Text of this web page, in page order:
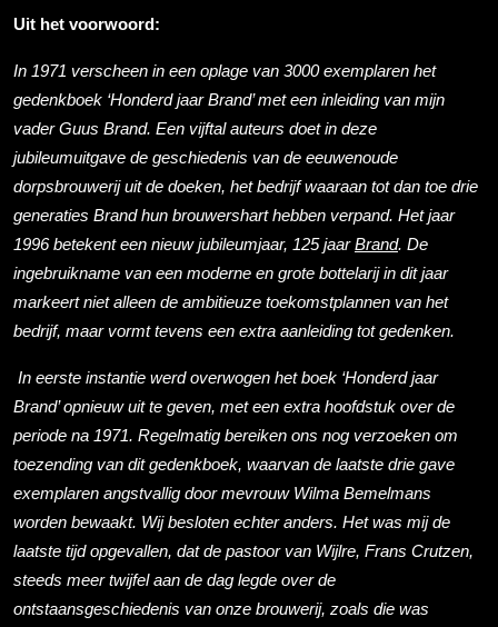
Uit het voorwoord:
In 1971 verscheen in een oplage van 3000 exemplaren het
gedenkboek ‘Honderd jaar Brand’ met een inleiding van mijn
vader Guus Brand. Een vijftal auteurs doet in deze
jubileumuitgave de geschiedenis van de eeuwenoude
dorpsbrouwerij uit de doeken, het bedrijf waaraan tot dan toe drie
generaties Brand hun brouwershart hebben verpand. Het jaar
1996 betekent een nieuw jubileumjaar, 125 jaarBrand. De
ingebruikname van een moderne en grote bottelarij in dit jaar
markeert niet alleen de ambitieuze toekomstplannen van het
bedrijf, maar vormt tevens een extra aanleiding tot gedenken.
In eerste instantie werd overwogen het boek ‘Honderd jaar
Brand’ opnieuw uit te geven, met een extra hoofdstuk over de
periode na 1971. Regelmatig bereiken ons nog verzoeken om
toezending van dit gedenkboek, waarvan de laatste drie gave
exemplaren angstvallig door mevrouw Wilma Bemelmans
worden bewaakt. Wij besloten echter anders. Het was mij de
laatste tijd opgevallen, dat de pastoor van Wijlre, Frans Crutzen,
steeds meer twijfel aan de dag legde over de
ontstaansgeschiedenis van onze brouwerij, zoals die was